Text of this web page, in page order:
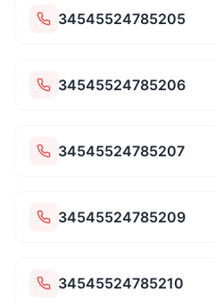
34545524785205
34545524785206
34545524785207
34545524785209
34545524785210